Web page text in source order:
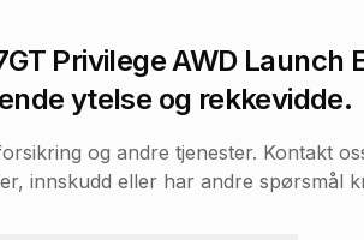
Privilege AWD Launch
ytelse og rekkevidde.
og andre tjenester. Kontakt
innskudd eller har andre spørsmål